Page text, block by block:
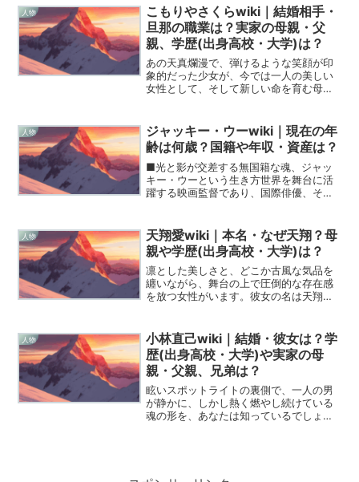
戦の記録と、その裏に隠された人間味あ
ふれる素顔を、Wikipe...
人物
こもりやさくらwiki｜結婚相手・
旦那の職業は？実家の母親・父
親、学歴(出身高校・大学)は？
あの天真爛漫で、弾けるような笑顔が印
象的だった少女が、今では一人の美しい
女性として、そして新しい命を育む母と
こもりやさくらさんの歩んできた道のり
は、決して平坦なものだけ...
人物
ジャッキー・ウーwiki｜現在の年
齢は何歳？国籍や年収・資産は？
■光と影が交差する無国籍な魂、ジャッ
キー・ウーという生き方世界を舞台に活
躍する映画監督であり、国際俳優、そし
しょうか。元アナウンサーの河野景子さ
んのパートナーとしての姿...
人物
天翔愛wiki｜本名・なぜ天翔？母
親や学歴(出身高校・大学)は？
凛とした美しさと、どこか古風な気品を
纏いながら、舞台の上で圧倒的な存在感
を放つ女性がいます。彼女の名は天翔
まや次世代のミュージカル界を背負って
立つ表現者として、その魂を...
人物
小林直己wiki｜結婚・彼女は？学
歴(出身高校・大学)や実家の母
親・父親、兄弟は？
眩いスポットライトの裏側で、一人の男
が静かに、しかし熱く燃やし続けている
魂の形を、あなたは知っているでしょう